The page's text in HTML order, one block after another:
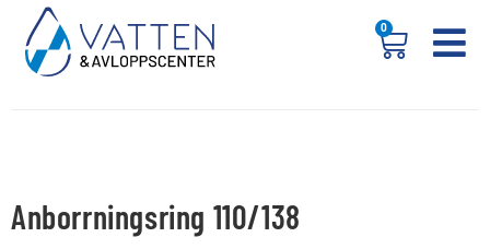
0
Anborrningsring 110/138